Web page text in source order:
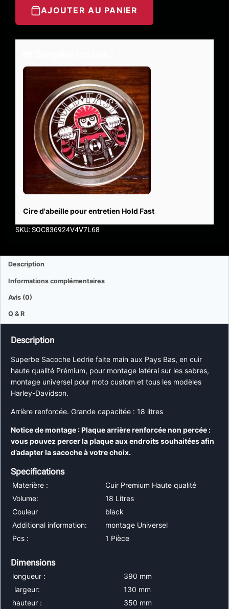
AJOUTER AU PANIER
Cire d'abeille pour entretien Hold Fast
SKU: SOC836924V4V7L68
Description
Informations complémentaires
Avis (0)
Q & R
Description
Superbe Sacoche Ledrie faite main aux Pays Bas, en cuir
haute qualité Prémium, pour montage latéral sur les sabres,
montage universel pour moto custom et tous les modèles
Harley-Davidson.
Arrière renforcée. Grande capacitée : 18 litres
Notice de montage : Plaque arrière renforcée non percée :
vous pouvez percer la plaque aux endroits souhaitées afin
d’adapter la sacoche à votre choix.
Specifications
Materière :
Cuir Premium Haute qualité
Volume:
18 Litres
Couleur
black
Additional information:
montage Universel
Pcs :
1 Pièce
Dimensions
longueur :
390 mm
largeur:
130 mm
hauteur :
350 mm